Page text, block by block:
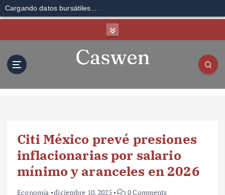
Cargando datos bursátiles...
Citi México prevé presiones
inflacionarias por salario
mínimo y aranceles en 2026
Economía diciembre 10, 2025 0 Comments